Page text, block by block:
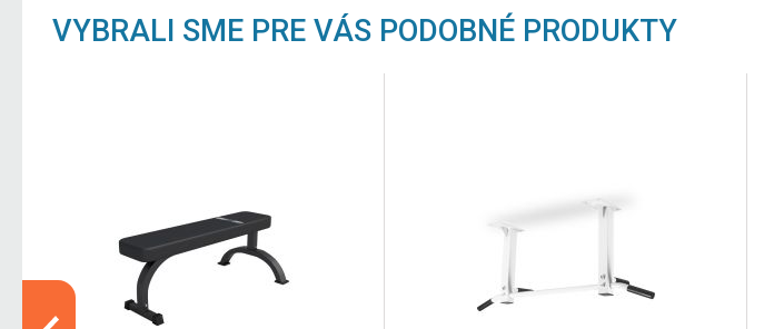
VYBRALI SME PRE VÁS PODOBNÉ PRODUKTY